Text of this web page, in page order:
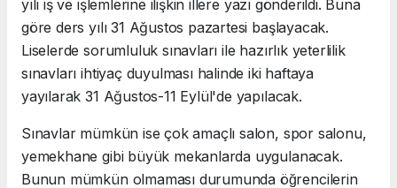
yılı iş ve işlemlerine ilişkin illere yazı gönderildi. Buna
göre ders yılı 31 Ağustos pazartesi başlayacak.
Liselerde sorumluluk sınavları ile hazırlık yeterlilik
sınavları ihtiyaç duyulması halinde iki haftaya
yayılarak 31 Ağustos-11 Eylül'de yapılacak.
Sınavlar mümkün ise çok amaçlı salon, spor salonu,
yemekhane gibi büyük mekanlarda uygulanacak.
Bunun mümkün olmaması durumunda öğrencilerin